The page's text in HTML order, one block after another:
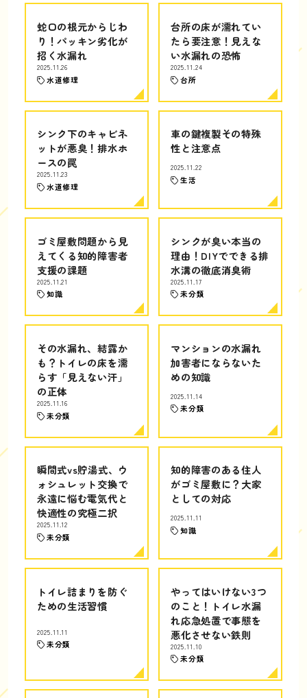
蛇口の根元からじわ
り！パッキン劣化が
招く水漏れ
2025.11.26
水道修理
台所の床が濡れてい
たら要注意！見えな
い水漏れの恐怖
2025.11.24
台所
シンク下のキャビネ
ットが悪臭！排水ホ
ースの罠
2025.11.23
水道修理
車の鍵複製その特殊
性と注意点
2025.11.22
生活
ゴミ屋敷問題から見
えてくる知的障害者
支援の課題
2025.11.21
知識
シンクが臭い本当の
理由！DIYでできる排
水溝の徹底消臭術
2025.11.17
未分類
その水漏れ、結露か
も？トイレの床を濡
らす「見えない汗」
の正体
2025.11.16
未分類
マンションの水漏れ
加害者にならないた
めの知識
2025.11.14
未分類
瞬間式vs貯湯式、ウ
ォシュレット交換で
永遠に悩む電気代と
快適性の究極二択
2025.11.12
未分類
知的障害のある住人
がゴミ屋敷に？大家
としての対応
2025.11.11
知識
トイレ詰まりを防ぐ
ための生活習慣
2025.11.11
未分類
やってはいけない3つ
のこと！トイレ水漏
れ応急処置で事態を
悪化させない鉄則
2025.11.10
未分類